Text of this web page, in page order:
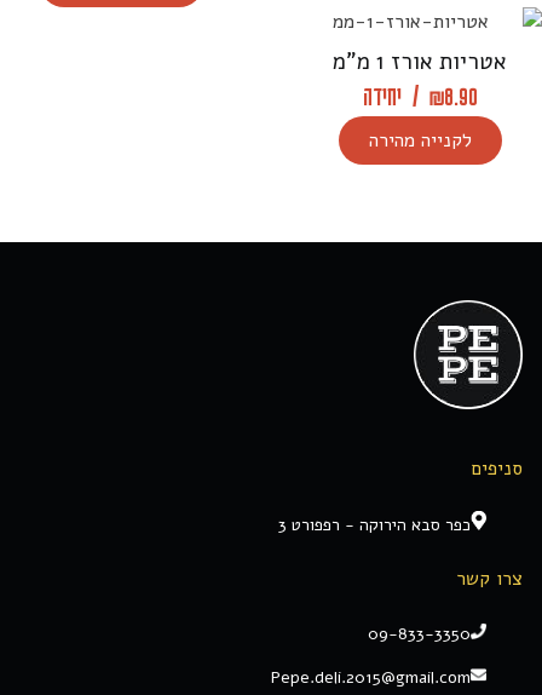
אטריות אורז 1 מ”מ
₪8.90
/ יחידה
לקנייה מהירה
סניפים
כפר סבא הירוקה - רפפורט 3
צרו קשר
09-833-3350
Pepe.deli.2015@gmail.com